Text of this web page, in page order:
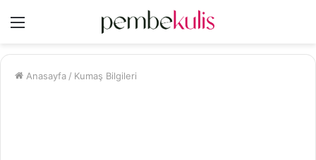
Menü
Anasayfa / Kumaş Bilgileri